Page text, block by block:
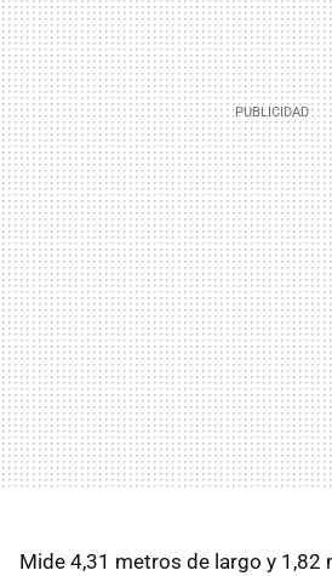
Mide 4,31 metros de largo y 1,82